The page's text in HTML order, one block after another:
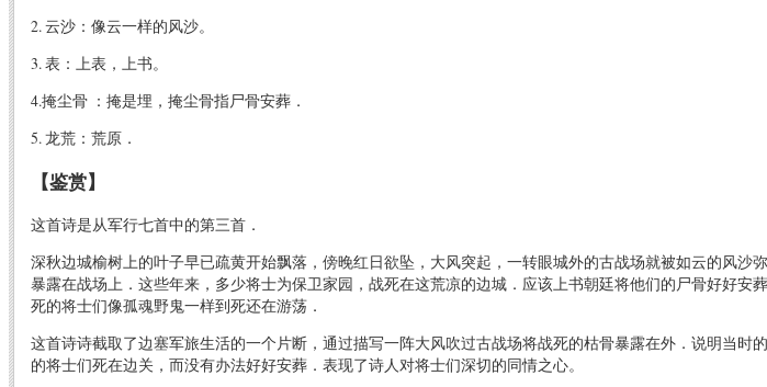
2. 云沙：像云一样的风沙。
3. 表：上表，上书。
4.掩尘骨 ：掩是埋，掩尘骨指尸骨安葬．
5. 龙荒：荒原．
【鉴赏】
这首诗是从军行七首中的第三首．
深秋边城榆树上的叶子早已疏黄开始飘落，傍晚红日欲坠，大风突起，一转眼城外的古战场就被如云的风沙
暴露在战场上．这些年来，多少将士为保卫家园，战死在这荒凉的边城．应该上书朝廷将他们的尸骨好好安
死的将士们像孤魂野鬼一样到死还在游荡．
这首诗诗截取了边塞军旅生活的一个片断，通过描写一阵大风吹过古战场将战死的枯骨暴露在外．说明当时
的将士们死在边关，而没有办法好好安葬．表现了诗人对将士们深切的同情之心。